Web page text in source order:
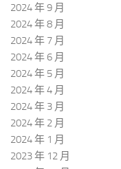
2024 年 9 月
2024 年 8 月
2024 年 7 月
2024 年 6 月
2024 年 5 月
2024 年 4 月
2024 年 3 月
2024 年 2 月
2024 年 1 月
2023 年 12 月